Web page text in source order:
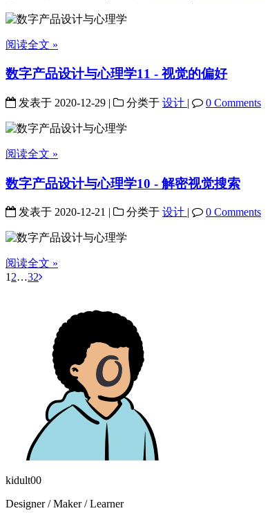
阅读全文 »
数字产品设计与心理学11 - 视觉的偏好
发表于 2020-12-29 | 分类于 设计 | 0 Comments
阅读全文 »
数字产品设计与心理学10 - 解密视觉搜索
发表于 2020-12-21 | 分类于 设计 | 0 Comments
阅读全文 »
1 2…32
kidult00
Designer / Maker / Learner